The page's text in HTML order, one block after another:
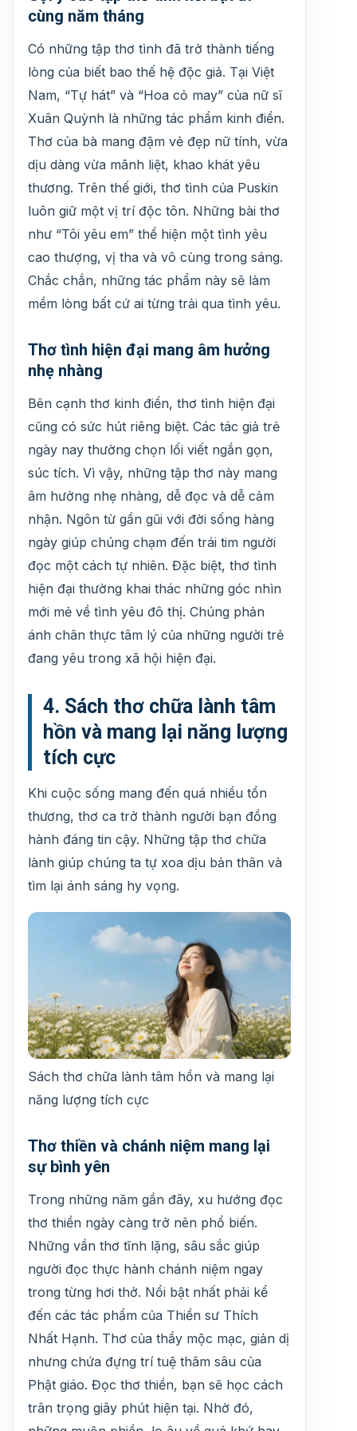
cùng năm tháng
Có những tập thơ tình đã trở thành tiếng
lòng của biết bao thế hệ độc giả. Tại Việt
Nam, “Tự hát” và “Hoa cỏ may” của nữ sĩ
Xuân Quỳnh là những tác phẩm kinh điển.
Thơ của bà mang đậm vẻ đẹp nữ tính, vừa
dịu dàng vừa mãnh liệt, khao khát yêu
thương. Trên thế giới, thơ tình của Puskin
luôn giữ một vị trí độc tôn. Những bài thơ
như “Tôi yêu em” thể hiện một tình yêu
cao thượng, vị tha và vô cùng trong sáng.
Chắc chắn, những tác phẩm này sẽ làm
mềm lòng bất cứ ai từng trải qua tình yêu.
Thơ tình hiện đại mang âm hưởng
nhẹ nhàng
Bên cạnh thơ kinh điển, thơ tình hiện đại
cũng có sức hút riêng biệt. Các tác giả trẻ
ngày nay thường chọn lối viết ngắn gọn,
súc tích. Vì vậy, những tập thơ này mang
âm hưởng nhẹ nhàng, dễ đọc và dễ cảm
nhận. Ngôn từ gần gũi với đời sống hàng
ngày giúp chúng chạm đến trái tim người
đọc một cách tự nhiên. Đặc biệt, thơ tình
hiện đại thường khai thác những góc nhìn
mới mẻ về tình yêu đô thị. Chúng phản
ánh chân thực tâm lý của những người trẻ
đang yêu trong xã hội hiện đại.
4. Sách thơ chữa lành tâm
hồn và mang lại năng lượng
tích cực
Khi cuộc sống mang đến quá nhiều tổn
thương, thơ ca trở thành người bạn đồng
hành đáng tin cậy. Những tập thơ chữa
lành giúp chúng ta tự xoa dịu bản thân và
tìm lại ánh sáng hy vọng.
Sách thơ chữa lành tâm hồn và mang lại
năng lượng tích cực
Thơ thiền và chánh niệm mang lại
sự bình yên
Trong những năm gần đây, xu hướng đọc
thơ thiền ngày càng trở nên phổ biến.
Những vần thơ tĩnh lặng, sâu sắc giúp
người đọc thực hành chánh niệm ngay
trong từng hơi thở. Nổi bật nhất phải kể
đến các tác phẩm của Thiền sư Thích
Nhất Hạnh. Thơ của thầy mộc mạc, giản dị
nhưng chứa đựng trí tuệ thâm sâu của
Phật giáo. Đọc thơ thiền, bạn sẽ học cách
trân trọng giây phút hiện tại. Nhờ đó,